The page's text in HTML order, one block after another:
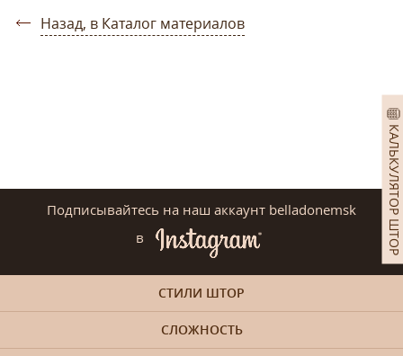
КАЛЬКУЛЯТОР ШТОР
Назад, в Каталог материалов
Подписывайтесь на наш аккаунт belladonemsk
в
СТИЛИ ШТОР
СЛОЖНОСТЬ